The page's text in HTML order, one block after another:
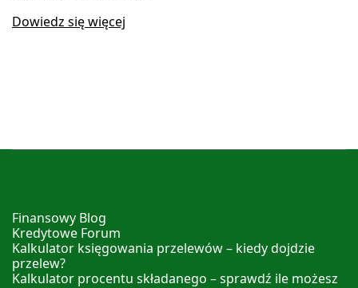
Dowiedz się więcej
Finansowy Blog
Kredytowe Forum
Kalkulator księgowania przelewów – kiedy dojdzie
przelew?
Kalkulator procentu składanego – sprawdź ile możesz